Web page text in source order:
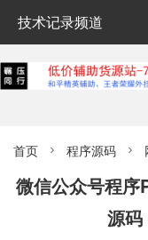
技术记录频道
首页  程序源码 
微信公众号程序
源码